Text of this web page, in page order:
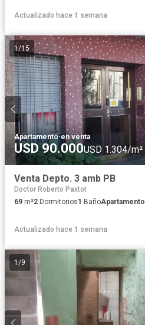
Actualizado hace 1 semana
1/15
Apartamento·en venta
USD 90.000USD 1.304/m²
Venta Depto. 3 amb PB
Doctor Roberto Paxtot
69 m²2 Dormitorios1 BañoApartamento
Actualizado hace 1 semana
1 /9